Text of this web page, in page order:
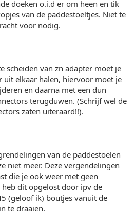
doeken o.i.d er om heen en tik
van de paddestoeltjes. Niet te
voor nodig.
scheiden van zn adapter moet je
uit elkaar halen, hiervoor moet je
en daarna met een dun
terugduwen. (Schrijf wel de
zaten uiteraard!!).
van de paddestoelen
niet meer. Deze vergendelingen
die je ook weer met geen
dit opgelost door ipv de
(geloof ik) boutjes vanuit de
te draaien.